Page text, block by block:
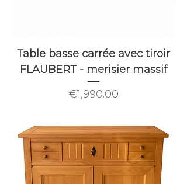
Table basse carrée avec tiroir
FLAUBERT - merisier massif
Price
€1,990.00